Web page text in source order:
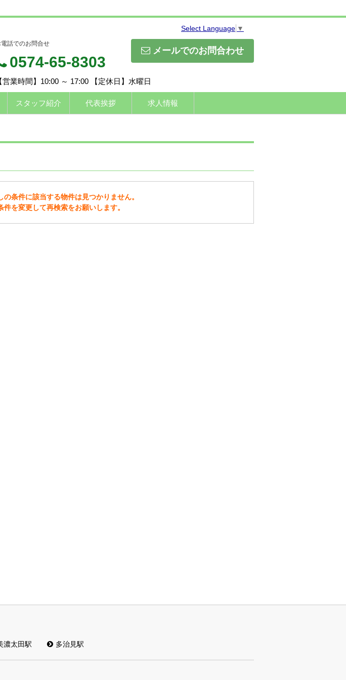
Select Language ▼
メールでのお問合わせ
電話でのお問合せ
0574-65-8303
営業時間】10:00 ～ 17:00 【定休日】水曜日
スタッフ紹介 代表挨拶 求人情報
の条件に該当する物件は見つかりません。
件を変更して再検索をお願いします。
濃太田駅 多治見駅